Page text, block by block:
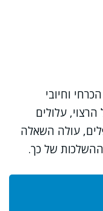
וחיובי
עלולים
עולה השאלה